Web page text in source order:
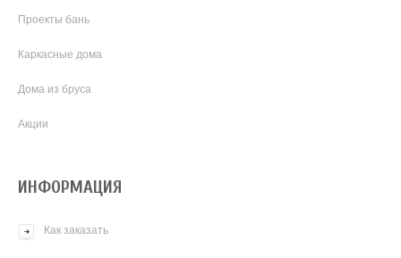
Проекты бань
Каркасные дома
Дома из бруса
Акции
ИНФОРМАЦИЯ
Как заказать